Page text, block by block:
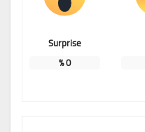
Surprise
0
%